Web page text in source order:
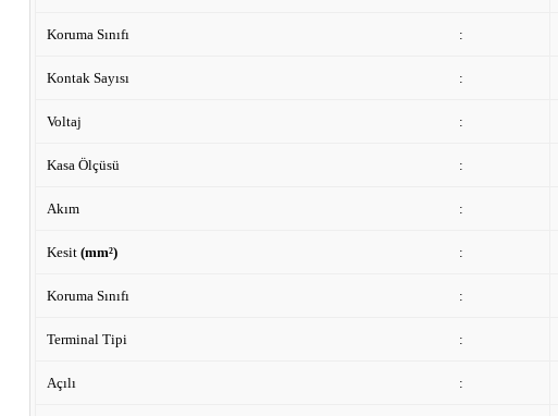
Koruma Sınıfı :
Kontak Sayısı :
Voltaj :
Kasa Ölçüsü :
Akım :
Kesit (mm²) :
Koruma Sınıfı :
Terminal Tipi :
Açılı :